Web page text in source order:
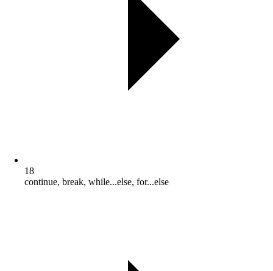
18
continue, break, while...else, for...else